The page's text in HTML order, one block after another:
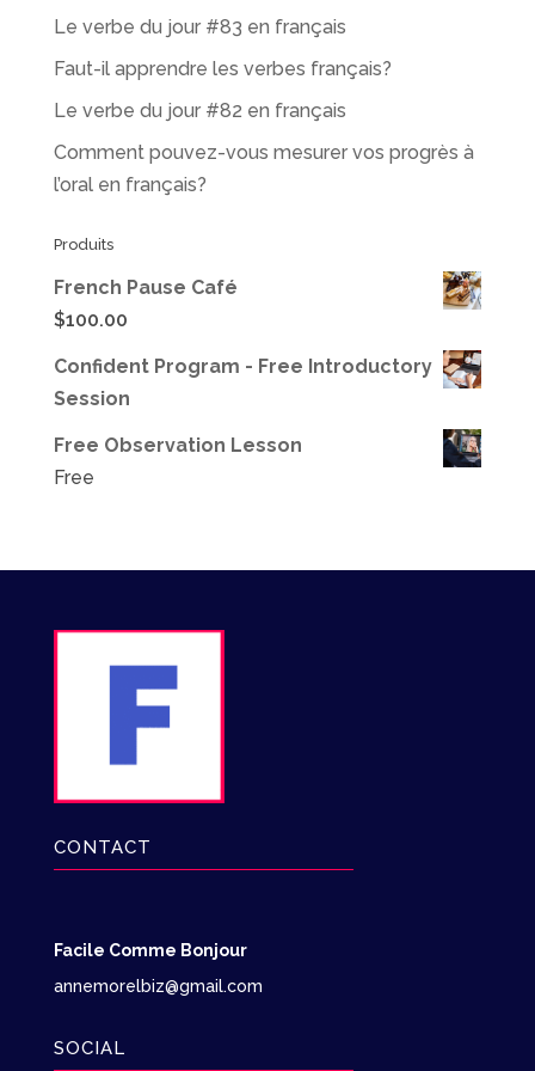
Le verbe du jour #83 en français
Faut-il apprendre les verbes français?
Le verbe du jour #82 en français
Comment pouvez-vous mesurer vos progrès à
l’oral en français?
Produits
French Pause Café
$100.00
Confident Program - Free Introductory
Session
Free Observation Lesson
Free
CONTACT
Facile Comme Bonjour
annemorelbiz@gmail.com
SOCIAL